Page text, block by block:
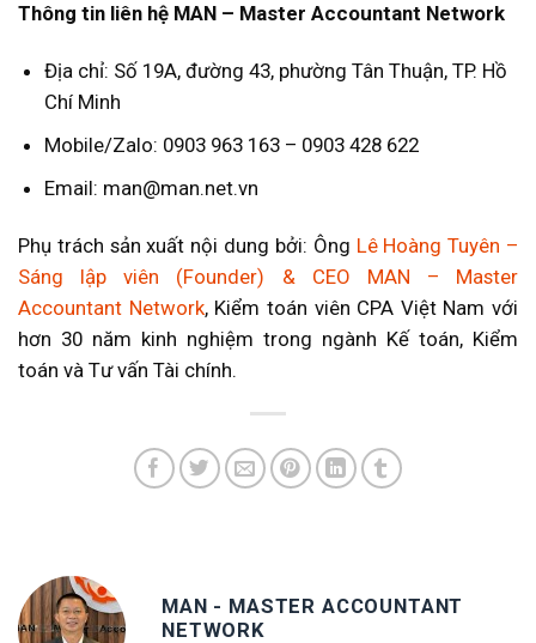
Thông tin liên hệ MAN – Master Accountant Network
Địa chỉ: Số 19A, đường 43, phường Tân Thuận, TP. Hồ
Chí Minh
Mobile/Zalo: 0903 963 163 – 0903 428 622
Email: man@man.net.vn
Phụ trách sản xuất nội dung bởi: Ông Lê Hoàng Tuyên –
Sáng lập viên (Founder) & CEO MAN – Master
Accountant Network, Kiểm toán viên CPA Việt Nam với
hơn 30 năm kinh nghiệm trong ngành Kế toán, Kiểm
toán và Tư vấn Tài chính.
MAN - MASTER ACCOUNTANT
NETWORK